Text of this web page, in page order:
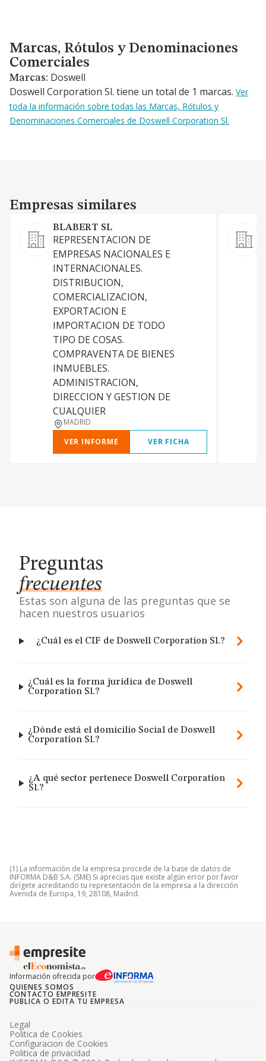
Marcas, Rótulos y Denominaciones Comerciales
Marcas, Rótulos y Denominaciones
Comerciales
Marcas: Doswell
Doswell Corporation Sl. tiene un total de 1 marcas. Ver
toda la información sobre todas las Marcas, Rótulos y
Denominaciones Comerciales de Doswell Corporation Sl.
Empresas similares
Empresas similares
BLABERT SL
REPRESENTACION DE
EMPRESAS NACIONALES E
INTERNACIONALES.
DISTRIBUCION,
COMERCIALIZACION,
EXPORTACION E
IMPORTACION DE TODO
TIPO DE COSAS.
COMPRAVENTA DE BIENES
INMUEBLES.
ADMINISTRACION,
DIRECCION Y GESTION DE
CUALQUIER
MADRID
VER INFORME
VER FICHA
Preguntas
frecuentes
Estas son alguna de las preguntas que se
hacen nuestros usuarios
¿Cuál es el CIF de Doswell Corporation Sl.?
¿Cuál es la forma jurídica de Doswell
Corporation Sl.?
¿Dónde está el domicilio Social de Doswell
Corporation Sl.?
¿A qué sector pertenece Doswell Corporation
Sl.?
(1) La información de la empresa procede de la base de datos de
INFORMA D&B S.A. (SME) Si aprecias que existe algún error por favor
dirígete acreditando tu representación de la empresa a la dirección
Avenida de Europa, 19, 28108, Madrid.
Información ofrecida por
QUIENES SOMOS
CONTACTO EMPRESITE
PUBLICA O EDITA TU EMPRESA
Legal
Politica de Cookies
Configuracion de Cookies
Politica de privacidad